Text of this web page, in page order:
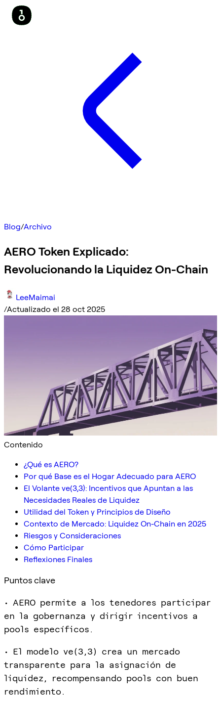
Blog/Archivo
AERO Token Explicado:
Revolucionando la Liquidez On-Chain
LeeMaimai
/Actualizado el 28 oct 2025
Contenido
¿Qué es AERO?
Por qué Base es el Hogar Adecuado para AERO
El Volante ve(3,3): Incentivos que Apuntan a las
Necesidades Reales de Liquidez
Utilidad del Token y Principios de Diseño
Contexto de Mercado: Liquidez On-Chain en 2025
Riesgos y Consideraciones
Cómo Participar
Reflexiones Finales
Puntos clave
• AERO permite a los tenedores participar
en la gobernanza y dirigir incentivos a
pools específicos.
• El modelo ve(3,3) crea un mercado
transparente para la asignación de
liquidez, recompensando pools con buen
rendimiento.